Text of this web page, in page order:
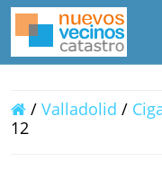
/ Valladolid /
12